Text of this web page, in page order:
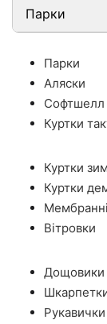
Парки
Парки
Аляски
Софтшелл
Куртки
Куртки
Куртки
Мембранні
Вітровки
Дощовики
Рукавички